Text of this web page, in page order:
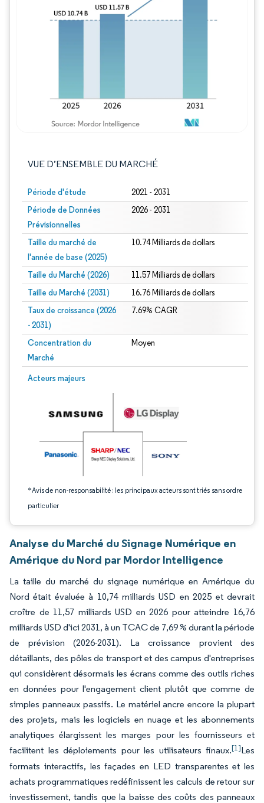
VUE D’ENSEMBLE DU MARCHÉ
Période d'étude 2021 - 2031
Période de Données
Prévisionnelles
2026 - 2031
Taille du marché de
l'année de base (2025)
10.74 Milliards de dollars
Taille du Marché (2026) 11.57 Milliards de dollars
Taille du Marché (2031) 16.76 Milliards de dollars
Taux de croissance (2026
- 2031)
7.69% CAGR
Concentration du
Marché
Moyen
Acteurs majeurs
*Avis de non-responsabilité : les principaux acteurs sont triés sans ordre
particulier
Image © Mordor Intelligence. La réutilisation nécessite une attribution sous CC
Analyse du Marché du Signage Numérique en
Amérique du Nord par Mordor Intelligence
La taille du marché du signage numérique en Amérique du
Nord était évaluée à 10,74 milliards USD en 2025 et devrait
croître de 11,57 milliards USD en 2026 pour atteindre 16,76
milliards USD d'ici 2031, à un TCAC de 7,69 % durant la période
de prévision (2026-2031). La croissance provient des
détaillants, des pôles de transport et des campus d'entreprises
qui considèrent désormais les écrans comme des outils riches
en données pour l'engagement client plutôt que comme de
simples panneaux passifs. Le matériel ancre encore la plupart
des projets, mais les logiciels en nuage et les abonnements
analytiques élargissent les marges pour les fournisseurs et
facilitent les déploiements pour les utilisateurs finaux.[1]Les
formats interactifs, les façades en LED transparentes et les
achats programmatiques redéfinissent les calculs de retour sur
investissement, tandis que la baisse des coûts des panneaux